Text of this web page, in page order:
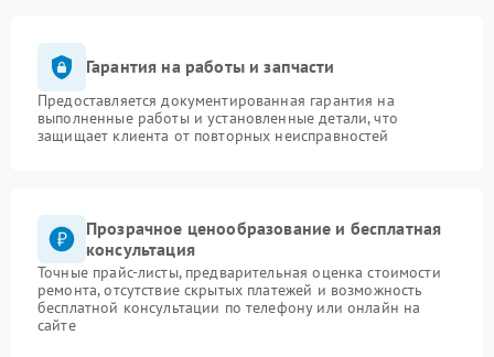
Гарантия на работы и запчасти
Предоставляется документированная гарантия на
выполненные работы и установленные детали, что
защищает клиента от повторных неисправностей
Прозрачное ценообразование и бесплатная
консультация
Точные прайс-листы, предварительная оценка стоимости
ремонта, отсутствие скрытых платежей и возможность
бесплатной консультации по телефону или онлайн на
сайте